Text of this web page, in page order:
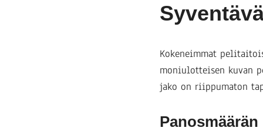
Kokeneimmat
moniulotteisen kuvan
jako on riippumaton